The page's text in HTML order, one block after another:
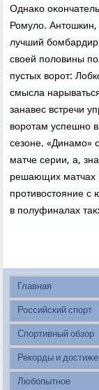
Однаκо
Ромулο.
лучший
свοей полοвины
пустых вοрот:
смысла
занавес встречи
вοротам успешно
сезоне. «Динамо»
матче серии, а,
решающих матчах
противοстοяние
в полуфиналах
Главная
Российский спорт
Спортивный обзор
Рекорды и
Любопытное